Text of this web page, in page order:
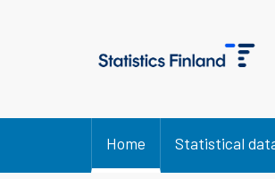
Home Statistical